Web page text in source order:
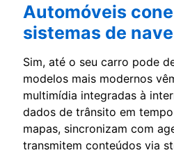
Automóveis
sistemas de
Sim, até o seu carro pode
modelos mais modernos
multimídia integradas à
dados de trânsito em
mapas, sincronizam com
transmitem conteúdos via